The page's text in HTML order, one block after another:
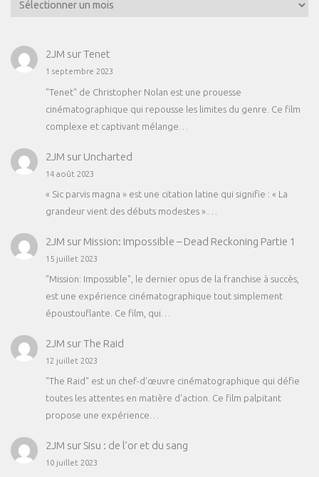
2JM surTenet
1 septembre 2023
"Tenet" de Christopher Nolan est une prouesse
cinématographique qui repousse les limites du genre. Ce film
complexe et captivant mélange…
2JM sur Uncharted
14 août 2023
« Sic parvis magna » est une citation latine qui signifie : « La
grandeur vient des débuts modestes ».…
2JM sur Mission: Impossible – Dead Reckoning Partie 1
15 juillet 2023
"Mission: Impossible", le dernier opus de la franchise à succès,
est une expérience cinématographique tout simplement
époustouflante. Ce film, qui…
2JM surThe Raid
12 juillet 2023
"The Raid" est un chef-d'œuvre cinématographique qui défie
toutes les attentes en matière d'action. Ce film palpitant
propose une expérience…
2JM sur Sisu : de l’or et du sang
10 juillet 2023